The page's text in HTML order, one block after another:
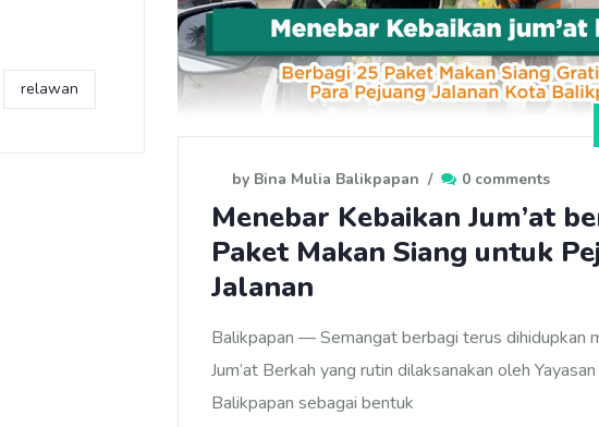
relawan
by Bina Mulia Balikpapan / 0 comments
Menebar Kebaikan Jum’at
Paket Makan Siang untuk
Jalanan
Balikpapan — Semangat berbagi terus dihidupkan
Jum’at Berkah yang rutin dilaksanakan oleh
Balikpapan sebagai bentuk